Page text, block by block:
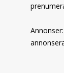
Annonser: